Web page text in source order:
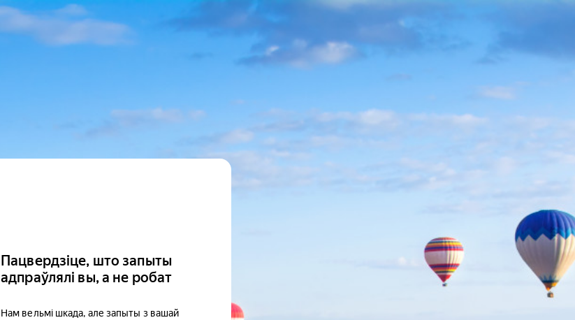
Пацвердзіце, што запыты
адпраўлялі вы, а не робат
Нам вельмі шкада, але запыты з вашай